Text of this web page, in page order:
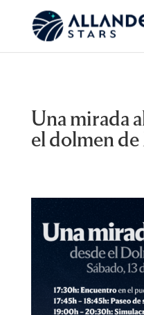
Una mirada
el dolmen